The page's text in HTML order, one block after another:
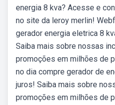
energia 8 kva? Acesse e
no site da leroy merlin!
gerador energia eletrica 8
Saiba mais sobre nossas
promoções em milhões de
no dia compre gerador de
juros! Saiba mais sobre
promoções em milhões de